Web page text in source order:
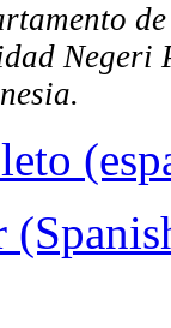
Negeri